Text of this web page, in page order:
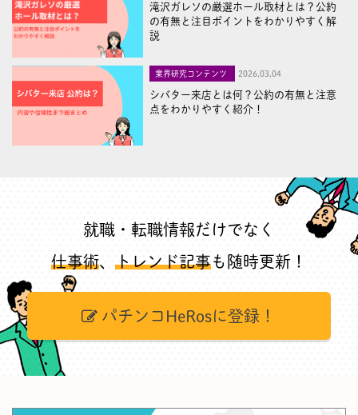
滝沢ガレソの厳選ホール取材とは？公約
の有無と注目ポイントをわかりやすく解
説
業界研究コンテンツ 2026,03,04
シバター来店とは何？公約の有無と注意
点をわかりやすく紹介！
就職・転職情報だけでなく
仕事術、 トレンド記事も随時更新！
パチンコHeRosに登録！